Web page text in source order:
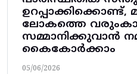
ലോകത്തെ
സമ്മാനിക്കുവാൻ
കൈകോർക്കാം
05/06/2026